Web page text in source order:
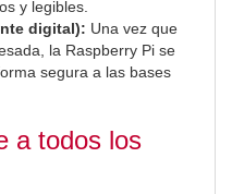
y legibles.
digital): Una vez que
la Raspberry Pi se
segura a las bases
a todos los